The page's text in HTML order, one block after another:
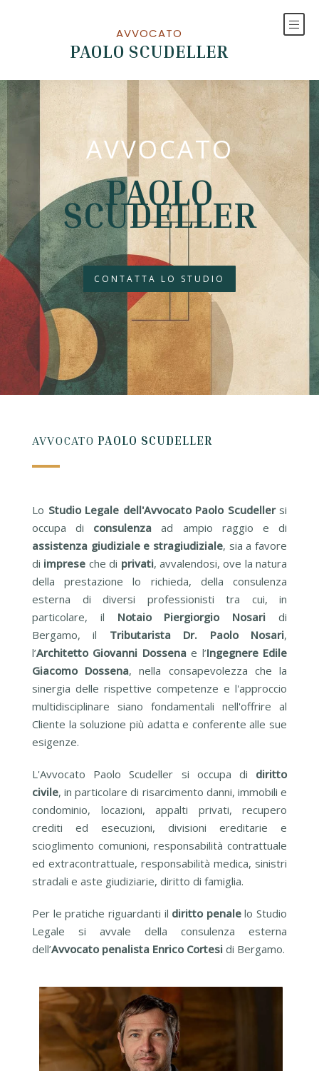
AVVOCATO
PAOLO SCUDELLER
AVVOCATO
PAOLO
SCUDELLER
CONTATTA LO STUDIO
AVVOCATO PAOLO SCUDELLER
Lo Studio Legale dell'Avvocato Paolo Scudellersi
occupa di consulenza ad ampio raggio e di
assistenza giudiziale e stragiudiziale, sia a favore
di imprese che di privati, avvalendosi, ove la natura
della prestazione lo richieda, della consulenza
esterna di diversi professionisti tra cui, in
particolare, il Notaio Piergiorgio Nosari di
Bergamo, il Tributarista Dr. Paolo Nosari,
l’Architetto Giovanni Dossenae l’Ingegnere Edile
Giacomo Dossena, nella consapevolezza che la
sinergia delle rispettive competenze e l'approccio
multidisciplinare siano fondamentali nell'offrire al
Cliente la soluzione più adatta e conferente alle sue
esigenze.
L'Avvocato Paolo Scudeller si occupa di diritto
civile, in particolare di risarcimento danni, immobili e
condominio, locazioni, appalti privati, recupero
crediti ed esecuzioni, divisioni ereditarie e
scioglimento comunioni, responsabilità contrattuale
ed extracontrattuale, responsabilità medica, sinistri
stradali e aste giudiziarie, diritto di famiglia.
Per le pratiche riguardanti il diritto penalelo Studio
Legale si avvale della consulenza esterna
dell’Avvocato penalista Enrico Cortesi di Bergamo.